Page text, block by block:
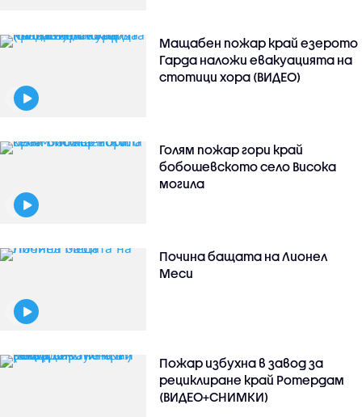
Мащабен пожар край езерото
Гарда наложи евакуацията на
стотици хора (ВИДЕО)
Голям пожар гори край
бобошевското село Висока
могила
Почина бащата на Лионел
Меси
Пожар избухна в завод за
рециклиране край Ротердам
(ВИДЕО+СНИМКИ)